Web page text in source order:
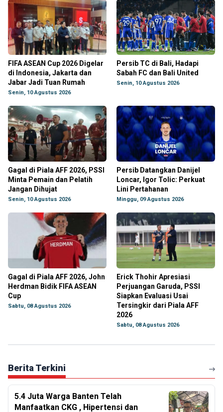
FIFA ASEAN Cup 2026 Digelar
di Indonesia, Jakarta dan
Jabar Jadi Tuan Rumah
Senin, 10 Agustus 2026
Persib TC di Bali, Hadapi
Sabah FC dan Bali United
Senin, 10 Agustus 2026
Gagal di Piala AFF 2026, PSSI
Minta Pemain dan Pelatih
Jangan Dihujat
Senin, 10 Agustus 2026
Persib Datangkan Danijel
Loncar, Igor Tolic: Perkuat
Lini Pertahanan
Minggu, 09 Agustus 2026
Gagal di Piala AFF 2026, John
Herdman Bidik FIFA ASEAN
Cup
Sabtu, 08 Agustus 2026
Erick Thohir Apresiasi
Perjuangan Garuda, PSSI
Siapkan Evaluasi Usai
Tersingkir dari Piala AFF
2026
Sabtu, 08 Agustus 2026
Berita Terkini
5.4 Juta Warga Banten Telah
Manfaatkan CKG , Hipertensi dan